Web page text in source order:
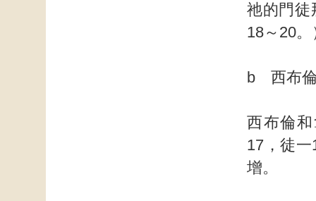
祂的門徒
18
b 西布倫
西布倫
17，徒
增。